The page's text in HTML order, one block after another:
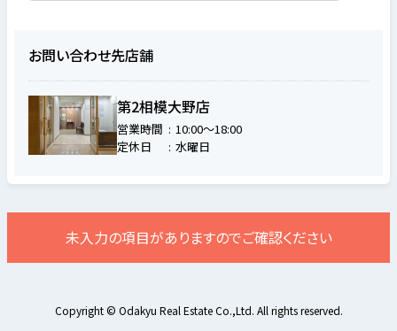
お問い合わせ先店舗
第2相模大野店
営業時間
10:00～18:00
定休日
水曜日
未入力の項目がありますのでご確認ください
Copyright © Odakyu Real Estate Co.,Ltd. All rights reserved.